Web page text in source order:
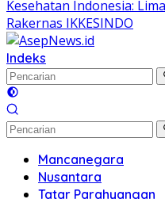
Kesehatan Indonesia:
Rakernas IKKESINDO
Indeks
Mancanegara
Nusantara
Tatar Parahyangan